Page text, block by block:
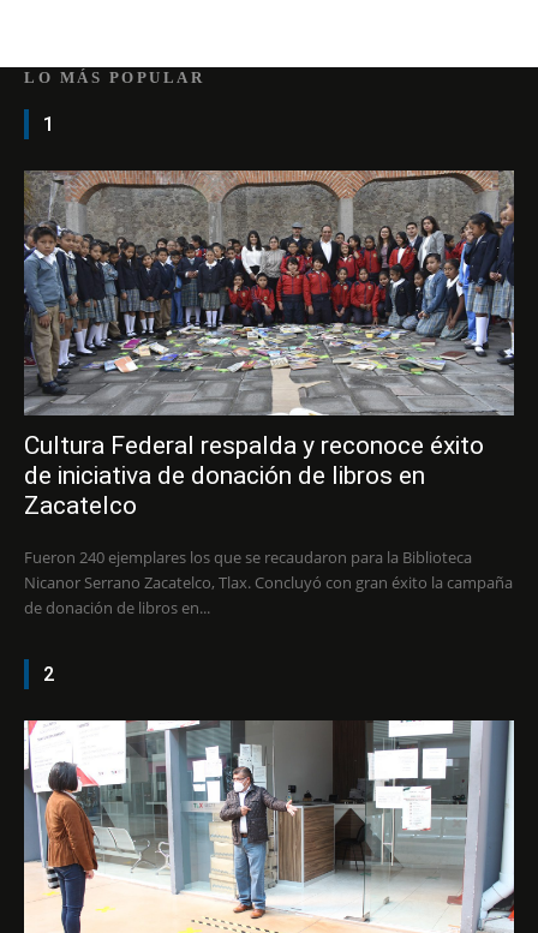
LO MÁS POPULAR
1
Cultura Federal respalda y reconoce éxito
de iniciativa de donación de libros en
Zacatelco
Fueron 240 ejemplares los que se recaudaron para la Biblioteca
Nicanor Serrano Zacatelco, Tlax. Concluyó con gran éxito la campaña
de donación de libros en...
2